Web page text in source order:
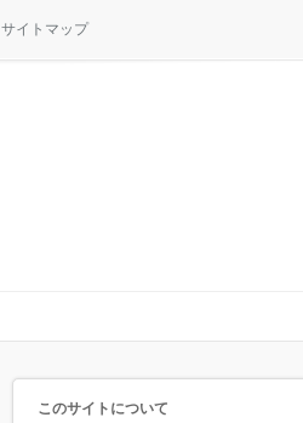
サイトマップ
このサイトについて